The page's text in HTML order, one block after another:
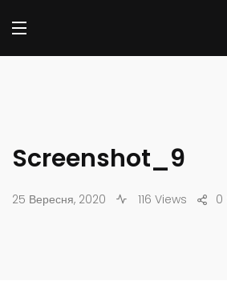
Screenshot_9
25 Вересня, 2020 116 Views 0